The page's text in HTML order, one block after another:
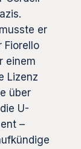
er
Fiorello
einem
Lizenz
über
U-
–